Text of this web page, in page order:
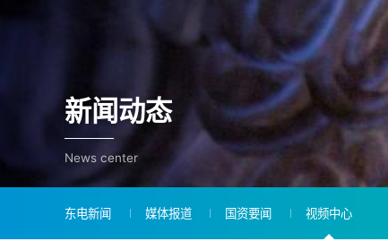
新闻动态
News center
东电新闻 媒体报道 国资要闻 视频中心